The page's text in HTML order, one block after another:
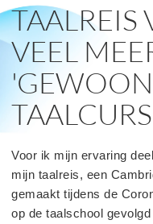
TAALREIS
VEEL
Voor ik mijn ervaring
mijn taalreis, een
gemaakt tijdens de
op de taalschool